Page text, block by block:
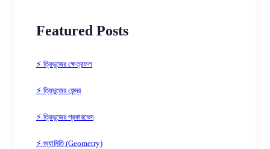
Featured Posts
⚡ ত্রিভুজের ক্ষেত্রফল
⚡ ত্রিভুজের কেন্দ্র
⚡ ত্রিভুজের প্রকারভেদ
⚡ জ্যামিতি (Geometry)